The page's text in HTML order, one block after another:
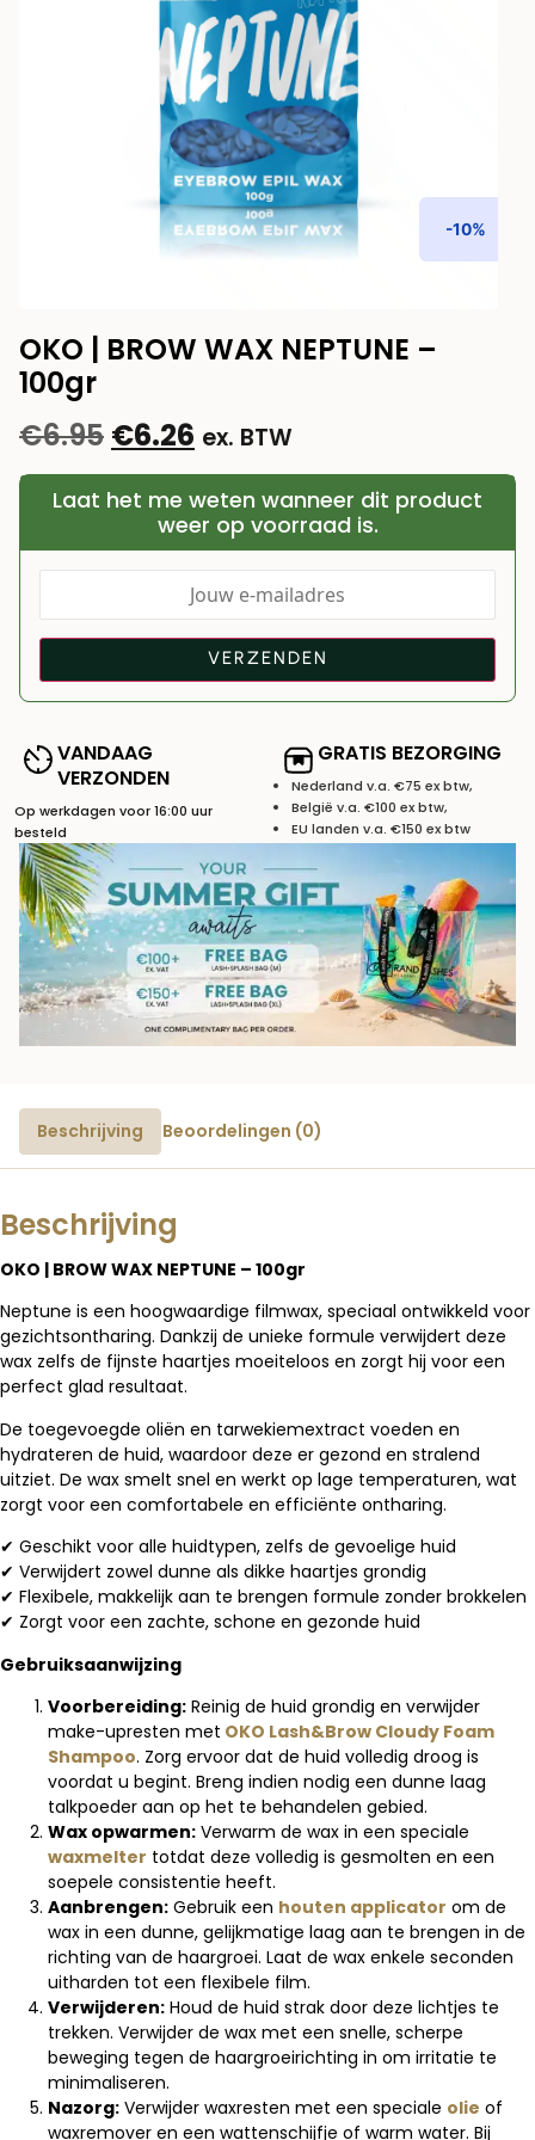
-10%
OKO | BROW WAX NEPTUNE –
100gr
€6.95 €6.26 ex. BTW
Laat het me weten wanneer dit product
weer op voorraad is.
VANDAAG
VERZONDEN
Op werkdagen voor 16:00 uur
besteld
GRATIS BEZORGING
Nederland v.a. €75 ex btw,
België v.a. €100 ex btw,
EU landen v.a. €150 ex btw
Beschrijving Beoordelingen (0)
Beschrijving
OKO | BROW WAX NEPTUNE – 100gr
Neptune is een hoogwaardige filmwax, speciaal ontwikkeld voor
gezichtsontharing. Dankzij de unieke formule verwijdert deze
wax zelfs de fijnste haartjes moeiteloos en zorgt hij voor een
perfect glad resultaat.
De toegevoegde oliën en tarwekiemextract voeden en
hydrateren de huid, waardoor deze er gezond en stralend
uitziet. De wax smelt snel en werkt op lage temperaturen, wat
zorgt voor een comfortabele en efficiënte ontharing.
✔ Geschikt voor alle huidtypen, zelfs de gevoelige huid
✔ Verwijdert zowel dunne als dikke haartjes grondig
✔ Flexibele, makkelijk aan te brengen formule zonder brokkelen
✔ Zorgt voor een zachte, schone en gezonde huid
Gebruiksaanwijzing
Voorbereiding: Reinig de huid grondig en verwijder
make-upresten met OKO Lash&Brow Cloudy Foam
Shampoo. Zorg ervoor dat de huid volledig droog is
voordat u begint. Breng indien nodig een dunne laag
talkpoeder aan op het te behandelen gebied.
Wax opwarmen: Verwarm de wax in een speciale
waxmelter totdat deze volledig is gesmolten en een
soepele consistentie heeft.
Aanbrengen: Gebruik een houten applicator om de
wax in een dunne, gelijkmatige laag aan te brengen in de
richting van de haargroei. Laat de wax enkele seconden
uitharden tot een flexibele film.
Verwijderen: Houd de huid strak door deze lichtjes te
trekken. Verwijder de wax met een snelle, scherpe
beweging tegen de haargroeirichting in om irritatie te
minimaliseren.
Nazorg: Verwijder waxresten met een speciale olie of
waxremover en een wattenschijfje of warm water. Bij